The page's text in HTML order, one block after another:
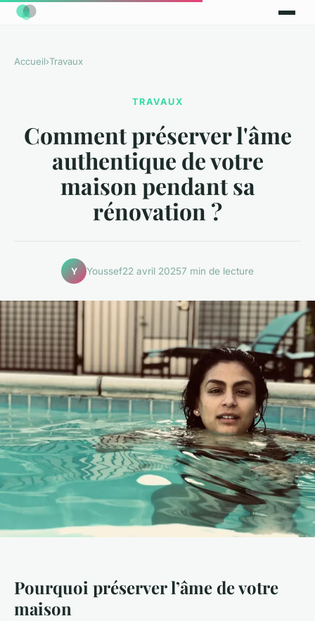
Accueil›Travaux
TRAVAUX
Comment préserver l'âme
authentique de votre
maison pendant sa
rénovation ?
Y Youssef22 avril 20257 min de lecture
Pourquoi préserver l’âme de votre
maison